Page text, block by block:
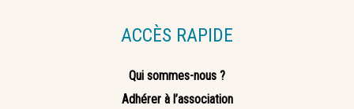
ACCÈS RAPIDE
Qui sommes-nous ?
Adhérer à l’association